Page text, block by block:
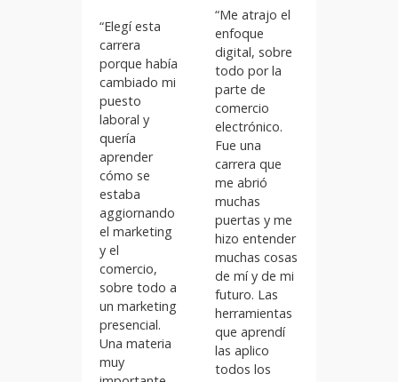
“Elegí esta
carrera
porque había
cambiado mi
puesto
laboral y
quería
aprender
cómo se
estaba
aggiornando
el marketing
y el
comercio,
sobre todo a
un marketing
presencial.
Una materia
muy
“Me atrajo el
enfoque
digital, sobre
todo por la
parte de
comercio
electrónico.
Fue una
carrera que
me abrió
muchas
puertas y me
hizo entender
muchas cosas
de mí y de mi
futuro. Las
herramientas
que aprendí
las aplico
todos los